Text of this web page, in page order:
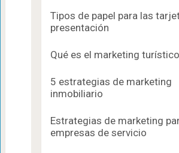
Tipos de papel para las
presentación
Qué es el marketing turístico
5 estrategias de marketing
inmobiliario
Estrategias de marketing
empresas de servicio